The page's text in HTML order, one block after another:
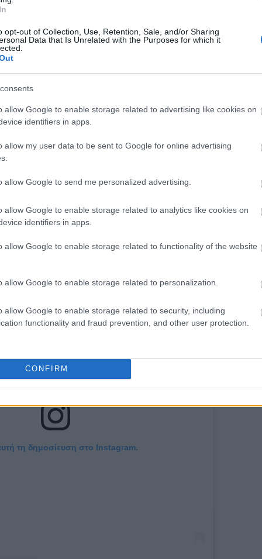
opt-out of Collection, Use, Retention, Sale, and/or Sharing
Data that Is Unrelated with the Purposes for which it
allow Google to enable storage related to advertising like cookies on
identifiers in apps.
allow my user data to be sent to Google for online advertising
allow Google to send me personalized advertising.
allow Google to enable storage related to analytics like cookies on
identifiers in apps.
allow Google to enable storage related to functionality of the website
allow Google to enable storage related to personalization.
allow Google to enable storage related to security, including
functionality and fraud prevention, and other user protection.
CONFIRM
στο Κουκάκι: Δολοφόνησε τη
τους
ότι το Ezra Miller φιλοξενεί στο σπίτι του μία
πρώην σύζυγο», σύμφωνα με τις μαρτυρίες της
τη δημοσίευση στο Instagram.